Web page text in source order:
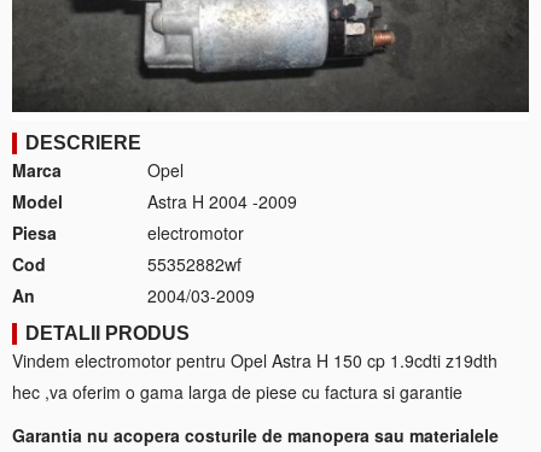
DESCRIERE
Marca
Opel
Model
Astra H 2004 -2009
Piesa
electromotor
Cod
55352882wf
An
2004/03-2009
DETALII PRODUS
Vindem electromotor pentru Opel Astra H 150 cp 1.9cdti z19dth
hec ,va oferim o gama larga de piese cu factura si garantie
Garantia nu acopera costurile de manopera sau materialele